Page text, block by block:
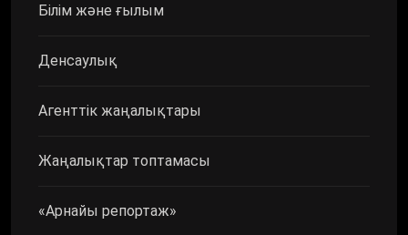
Білім және ғылым
Денсаулық
Агенттік жаңалықтары
Жаңалықтар топтамасы
«Арнайы репортаж»